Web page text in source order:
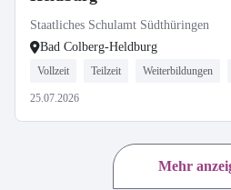
Staatliches Schulamt Südthüringen
Bad Colberg-Heldburg
Vollzeit Teilzeit Weiterbildungen
25.07.2026
Mehr